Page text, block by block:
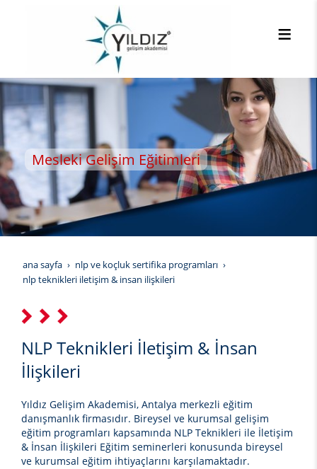
Mesleki Gelişim Eğitimleri
YILDIZ GELİŞİM AKADEMİSİ
ana sayfa
nlp ve koçluk sertifika programları
nlp teknikleri i̇letişim & i̇nsan i̇lişkileri
NLP Teknikleri İletişim & İnsan
İlişkileri
Yıldız Gelişim Akademisi, Antalya merkezli eğitim
danışmanlık firmasıdır. Bireysel ve kurumsal gelişim
eğitim programları kapsamında NLP Teknikleri ile İletişim
& İnsan İlişkileri Eğitim seminerleri konusunda bireysel
ve kurumsal eğitim ihtiyaçlarını karşılamaktadır.